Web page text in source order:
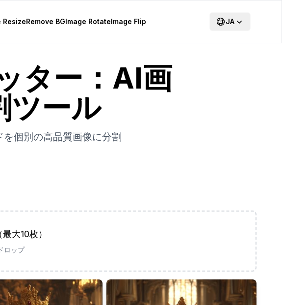
ResizeRemove BGImage RotateImage Flip JA
ター：AI画
ツール
個別の高品質画像に分割
大10枚）
ロップ